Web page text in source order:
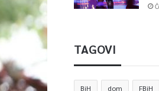
TAGOVI
BiH dom FBiH